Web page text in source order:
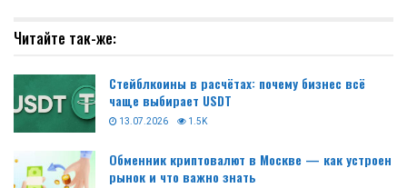
Читайте так-же:
Стейблкоины в расчётах: почему бизнес всё
чаще выбирает USDT
13.07.2026 1.5K
Обменник криптовалют в Москве — как устроен
рынок и что важно знать